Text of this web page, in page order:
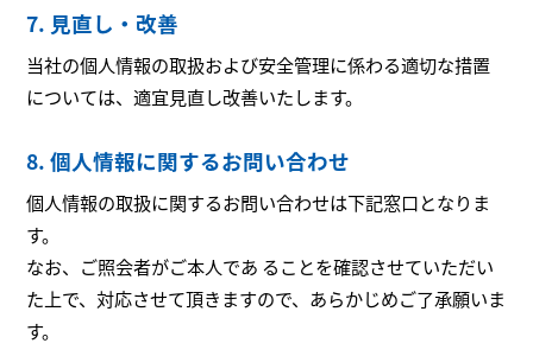
7. 見直し・改善
当社の個人情報の取扱および安全管理に係わる適切な措置
については、適宜見直し改善いたします。
8. 個人情報に関するお問い合わせ
個人情報の取扱に関するお問い合わせは下記窓口となりま
す。
なお、ご照会者がご本人であ ることを確認させていただい
た上で、対応させて頂きますので、あらかじめご了承願いま
す。